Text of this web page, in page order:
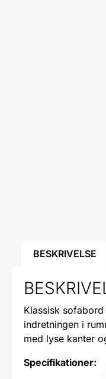
BESKRIVELSE
Klassisk
indretningen i
med lyse kanter
Specifikationer: